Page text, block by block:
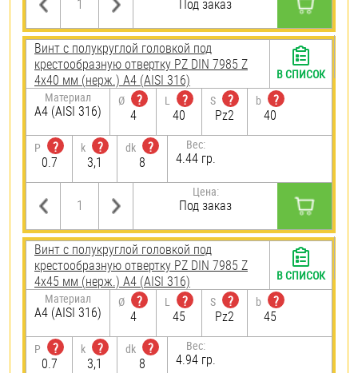
Под заказ
Винт с полукруглой головкой под
крестообразную отвертку PZ DIN 7985 Z
4х40 мм (нерж.) A4 (AISI 316)
Материал
A4 (AISI 316)
Ø
?
4
L
?
40
S
?
Pz2
b
?
40
P
?
0.7
k
?
3,1
dk
?
8
Вес:
4.44 гр.
Цена:
Под заказ
В СПИСОК
Винт с полукруглой головкой под
крестообразную отвертку PZ DIN 7985 Z
4х45 мм (нерж.) A4 (AISI 316)
Материал
A4 (AISI 316)
Ø
?
4
L
?
45
S
?
Pz2
b
?
45
P
?
0.7
k
?
3,1
dk
?
8
Вес:
4.94 гр.
В СПИСОК